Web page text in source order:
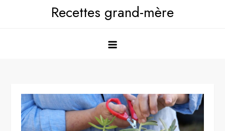
Recettes grand-mère